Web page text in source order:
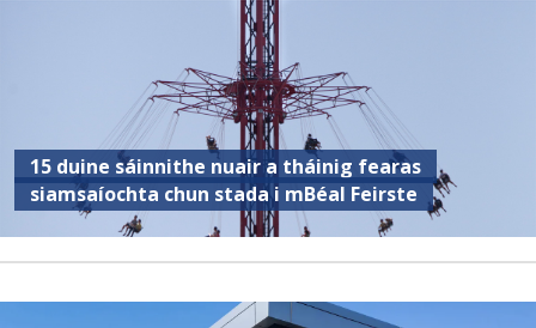
15 duine sáinnithe nuair a tháinig fearas
siamsaíochta chun stada i mBéal Feirste